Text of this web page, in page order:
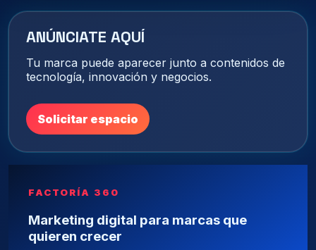
ANÚNCIATE AQUÍ
Tu marca puede aparecer junto a contenidos de
tecnología, innovación y negocios.
Solicitar espacio
FACTORÍA 360
Marketing digital para marcas que
quieren crecer